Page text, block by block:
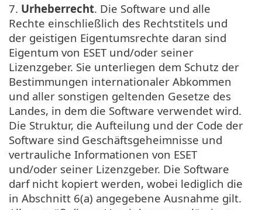
7. Urheberrecht. Die Software und alle
Rechte einschließlich des Rechtstitels und
der geistigen Eigentumsrechte daran sind
Eigentum von ESET und/oder seiner
Lizenzgeber. Sie unterliegen dem Schutz der
Bestimmungen internationaler Abkommen
und aller sonstigen geltenden Gesetze des
Landes, in dem die Software verwendet wird.
Die Struktur, die Aufteilung und der Code der
Software sind Geschäftsgeheimnisse und
vertrauliche Informationen von ESET
und/oder seiner Lizenzgeber. Die Software
darf nicht kopiert werden, wobei lediglich die
in Abschnitt 6(a) angegebene Ausnahme gilt.